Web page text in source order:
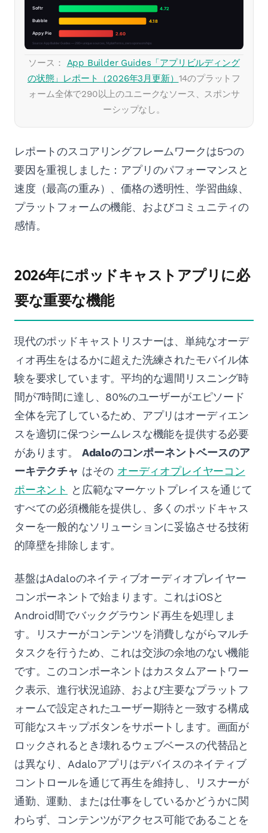
ソース： App Builder Guides「アプリビルディング
の状態」レポート（2026年3月更新） 14のプラットフ
ォーム全体で290以上のユニークなソース、スポンサ
ーシップなし。
レポートのスコアリングフレームワークは5つの
要因を重視しました：アプリのパフォーマンスと
速度（最高の重み）、価格の透明性、学習曲線、
プラットフォームの機能、およびコミュニティの
感情。
2026年にポッドキャストアプリに必
要な重要な機能
現代のポッドキャストリスナーは、単純なオーデ
ィオ再生をはるかに超えた洗練されたモバイル体
験を要求しています。平均的な週間リスニング時
間が7時間に達し、80%のユーザーがエピソード
全体を完了しているため、アプリはオーディエン
スを適切に保つシームレスな機能を提供する必要
があります。 Adaloのコンポーネントベースのア
ーキテクチャ はその オーディオプレイヤーコン
ポーネント
と広範なマーケットプレイスを通じて
すべての必須機能を提供し、多くのポッドキャス
ターを一般的なソリューションに妥協させる技術
的障壁を排除します。
基盤はAdaloのネイティブオーディオプレイヤー
コンポーネントで始まります。これはiOSと
Android間でバックグラウンド再生を処理しま
す。リスナーがコンテンツを消費しながらマルチ
タスクを行うため、これは交渉の余地のない機能
です。このコンポーネントはカスタムアートワー
ク表示、進行状況追跡、および主要なプラットフ
ォームで設定されたユーザー期待と一致する構成
可能なスキップボタンをサポートします。画面が
ロックされるとき壊れるウェブベースの代替品と
は異なり、Adaloアプリはデバイスのネイティブ
コントロールを通じて再生を維持し、リスナーが
通勤、運動、または仕事をしているかどうかに関
わらず、コンテンツがアクセス可能であることを